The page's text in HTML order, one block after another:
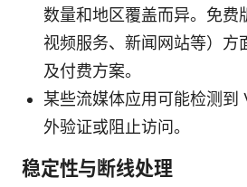
数量和地区覆盖而异。免费
视频服务、新闻网站等）方
及付费方案。
某些流媒体应用可能检测到
外验证或阻止访问。
稳定性与断线处理